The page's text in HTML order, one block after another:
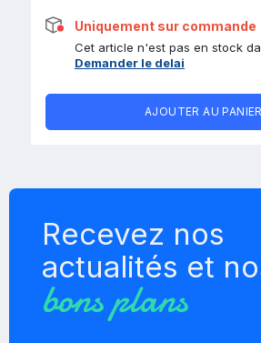
Uniquement sur commande
Cet article n'est pas en stock
Demander le delai
AJOUTER AU PANIER
Recevez nos
actualités et
bons plans